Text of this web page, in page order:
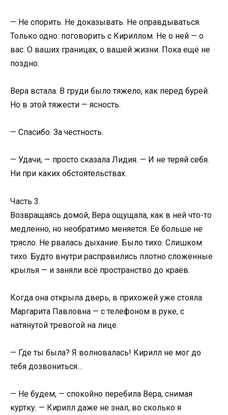
— Не спорить. Не доказывать. Не оправдываться.
Только одно: поговорить с Кириллом. Не о ней — о
вас. О ваших границах, о вашей жизни. Пока ещё не
поздно.
Вера встала. В груди было тяжело, как перед бурей.
Но в этой тяжести — ясность.
— Спасибо. За честность.
— Удачи, — просто сказала Лидия. — И не теряй себя.
Ни при каких обстоятельствах.
Часть 3.
Возвращаясь домой, Вера ощущала, как в ней что-то
медленно, но необратимо меняется. Её больше не
трясло. Не рвалась дыхание. Было тихо. Слишком
тихо. Будто внутри расправились плотно сложенные
крылья — и заняли всё пространство до краёв.
Когда она открыла дверь, в прихожей уже стояла
Маргарита Павловна — с телефоном в руке, с
натянутой тревогой на лице.
— Где ты была? Я волновалась! Кирилл не мог до
тебя дозвониться…
— Не будем, — спокойно перебила Вера, снимая
куртку. — Кирилл даже не знал, во сколько я